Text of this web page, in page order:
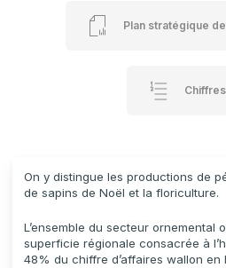
Plan stratégique
On y distingue les productions de
de sapins de Noël et la floriculture.
L’ensemble du secteur ornemental
superficie régionale consacrée à
48% du chiffre d’affaires wallon en